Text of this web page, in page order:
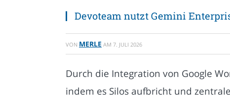
Devoteam nutzt Gemini
VON MERLE AM 7. JULI 2026
Durch die Integration von Google
indem es Silos aufbricht und